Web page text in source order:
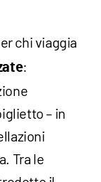
chi viaggia
:
– in
Tra le